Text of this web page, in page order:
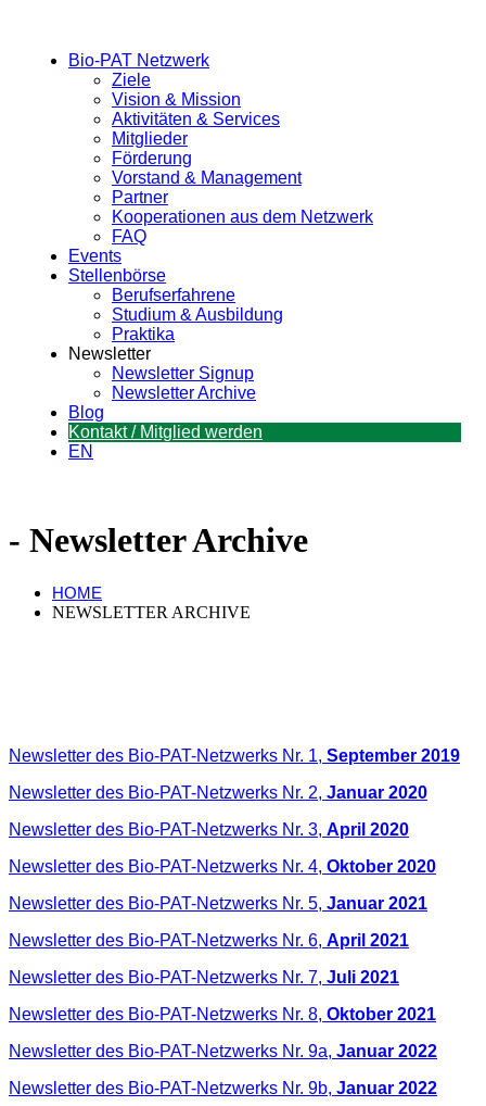
Bio-PAT Netzwerk
Ziele
Vision & Mission
Aktivitäten & Services
Mitglieder
Förderung
Vorstand & Management
Partner
Kooperationen aus dem Netzwerk
FAQ
Events
Stellenbörse
Berufserfahrene
Studium & Ausbildung
Praktika
Newsletter
Newsletter Signup
Newsletter Archive
Blog
Kontakt / Mitglied werden
EN
Newsletter Archive
HOME
NEWSLETTER ARCHIVE
Newsletter des Bio-PAT-Netzwerks Nr. 1, September 2019
Newsletter des Bio-PAT-Netzwerks Nr. 2, Januar 2020
Newsletter des Bio-PAT-Netzwerks Nr. 3, April 2020
Newsletter des Bio-PAT-Netzwerks Nr. 4, Oktober 2020
Newsletter des Bio-PAT-Netzwerks Nr. 5, Januar 2021
Newsletter des Bio-PAT-Netzwerks Nr. 6, April 2021
Newsletter des Bio-PAT-Netzwerks Nr. 7, Juli 2021
Newsletter des Bio-PAT-Netzwerks Nr. 8, Oktober 2021
Newsletter des Bio-PAT-Netzwerks Nr. 9a, Januar 2022
Newsletter des Bio-PAT-Netzwerks Nr. 9b, Januar 2022